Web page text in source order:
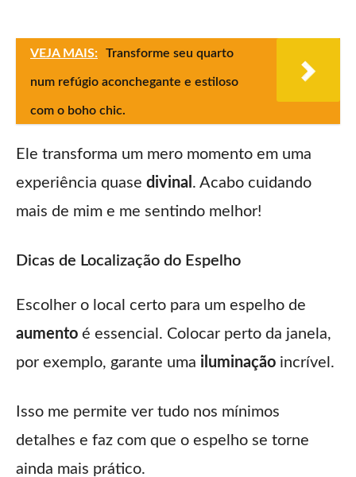
VEJA MAIS: Transforme seu quarto
num refúgio aconchegante e estiloso
com o boho chic.
Ele transforma um mero momento em uma
experiência quase divinal . Acabo cuidando
mais de mim e me sentindo melhor!
Dicas de Localização do Espelho
Escolher o local certo para um espelho de
aumento é essencial. Colocar perto da janela,
por exemplo, garante uma iluminação incrível.
Isso me permite ver tudo nos mínimos
detalhes e faz com que o espelho se torne
ainda mais prático.